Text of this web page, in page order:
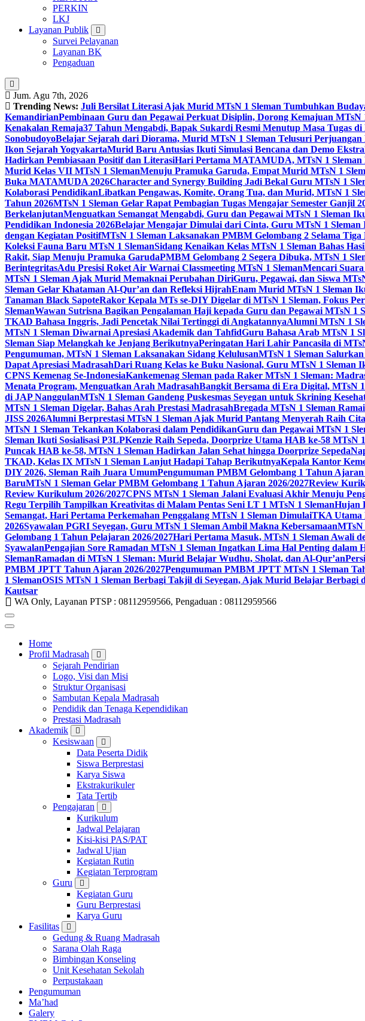
PERKIN
LKJ
Layanan Publik
Survei Pelayanan
Layanan BK
Pengaduan
Jum. Agu 7th, 2026
Trending News: Juli Bersilat Literasi Ajak Murid MTsN 1 Sleman Tumbuhkan
KemandirianPembinaan Guru dan Pegawai Perkuat Disiplin, Dorong Kemajuan MTsN
Kenakalan Remaja37 Tahun Mengabdi, Bapak Sukardi Resmi Menutup Masa Tugas di
SonobudoyoBelajar Sejarah dari Diorama, Murid MTsN 1 Sleman Telusuri Perjuangan
Ikon Sejarah YogyakartaMurid Baru Antusias Ikuti Simulasi Bencana dan Demo
Hadirkan Pembiasaan Positif dan LiterasiHari Pertama MATAMUDA, MTsN 1
Murid Kelas VII MTsN 1 SlemanMenuju Pramuka Garuda, Empat Murid MTsN 1
Buka MATAMUDA 2026Character and Synergy Building Jadi Bekal Guru MTsN 1
Kolaborasi PendidikanLibatkan Pengawas, Komite, Orang Tua, dan Murid, MTsN 1
Tahun 2026MTsN 1 Sleman Gelar Rapat Pembagian Tugas Mengajar Semester Ganjil
BerkelanjutanMenguatkan Semangat Mengabdi, Guru dan Pegawai MTsN 1 Sleman
Pendidikan Indonesia 2026Belajar Mengajar Dimulai dari Cinta, Guru MTsN 1
dengan Kegiatan PositifMTsN 1 Sleman Laksanakan PMBM Gelombang 2 Selama Tiga
Koleksi Fauna Baru MTsN 1 SlemanSidang Kenaikan Kelas MTsN 1 Sleman Bahas
Rakit, Siap Menuju Pramuka GarudaPMBM Gelombang 2 Segera Dibuka, MTsN 1
BerintegritasAdu Presisi Roket Air Warnai Classmeeting MTsN 1 SlemanMencari
MTsN 1 Sleman Ajak Murid Memaknai Perubahan DiriGuru, Pegawai, dan Siswa
Sleman Gelar Khataman Al-Qur’an dan Refleksi HijrahEnam Murid MTsN 1 Sleman
Tanaman Black SapoteRakor Kepala MTs se-DIY Digelar di MTsN 1 Sleman, Fokus
SlemanWawan Sutrisna Bagikan Pengalaman Haji kepada Guru dan Pegawai MTsN 1
TKAD Bahasa Inggris, Jadi Pencetak Nilai Tertinggi di AngkatannyaAlumni MTsN 1
MTsN 1 Sleman Diwarnai Apresiasi Akademik dan TahfidGuru Bahasa Arab MTsN 1
Sleman Siap Melangkah ke Jenjang BerikutnyaPeringatan Hari Lahir Pancasila di
Pengumuman, MTsN 1 Sleman Laksanakan Sidang KelulusanMTsN 1 Sleman
Dapat Apresiasi MadrasahDari Ruang Kelas ke Buku Nasional, Guru MTsN 1 Sleman
CPNS Kemenag Se-IndonesiaKankemenag Sleman pada Raker MTsN 1 Sleman:
Menata Program, Menguatkan Arah MadrasahBangkit Bersama di Era Digital, MTsN
di JAP NanggulanMTsN 1 Sleman Gandeng Puskesmas Seyegan untuk Skrining
MTsN 1 Sleman Digelar, Bahas Arah Prestasi MadrasahBregada MTsN 1 Sleman
JISS 2026Alumni Berprestasi MTsN 1 Sleman Ajak Murid Pantang Menyerah Raih
MTsN 1 Sleman Tekankan Kolaborasi dalam PendidikanGuru dan Pegawai MTsN 1
Sleman Ikuti Sosialisasi P3LPKenzie Raih Sepeda, Doorprize Utama HAB ke-58 MTsN
Puncak HAB ke-58, MTsN 1 Sleman Hadirkan Jalan Sehat hingga Doorprize Sepeda
TKAD, Kelas IX MTsN 1 Sleman Lanjut Hadapi Tahap BerikutnyaKepala Kantor
DIY 2026, Sleman Raih Juara UmumPengumuman PMBM Gelombang 1 Tahun Ajaran
BaruMTsN 1 Sleman Gelar PMBM Gelombang 1 Tahun Ajaran 2026/2027Review
Review Kurikulum 2026/2027CPNS MTsN 1 Sleman Jalani Evaluasi Akhir Menuju
Regu Terpilih Tampilkan Kreativitas di Malam Pentas Seni LT 1 MTsN 1 SlemanHujan
Semangat, Hari Pertama Perkemahan Penggalang MTsN 1 Sleman DimulaiTKA Utama
2026Syawalan PGRI Seyegan, Guru MTsN 1 Sleman Ambil Makna KebersamaanMTsN
Gelombang 1 Tahun Pelajaran 2026/2027Hari Pertama Masuk, MTsN 1 Sleman Awali
SyawalanPengajian Sore Ramadan MTsN 1 Sleman Ingatkan Lima Hal Penting dalam
SlemanRamadan di MTsN 1 Sleman: Murid Belajar Wudhu, Sholat, dan Al-Qur’an
PMBM JPTT Tahun Ajaran 2026/2027Pengumuman PMBM JPTT MTsN 1 Sleman
1 SlemanOSIS MTsN 1 Sleman Berbagi Takjil di Seyegan, Ajak Murid Belajar Berbagi
Kautsar
WA Only, Layanan PTSP : 08112959566, Pengaduan : 08112959566
Home
Profil Madrasah
Sejarah Pendirian
Logo, Visi dan Misi
Struktur Organisasi
Sambutan Kepala Madrasah
Pendidik dan Tenaga Kependidikan
Prestasi Madrasah
Akademik
Kesiswaan
Data Peserta Didik
Siswa Berprestasi
Karya Siswa
Ekstrakurikuler
Tata Tertib
Pengajaran
Kurikulum
Jadwal Pelajaran
Kisi-kisi PAS/PAT
Jadwal Ujian
Kegiatan Rutin
Kegiatan Terprogram
Guru
Kegiatan Guru
Guru Berprestasi
Karya Guru
Fasilitas
Gedung & Ruang Madrasah
Sarana Olah Raga
Bimbingan Konseling
Unit Kesehatan Sekolah
Perpustakaan
Pengumuman
Ma’had
Galery